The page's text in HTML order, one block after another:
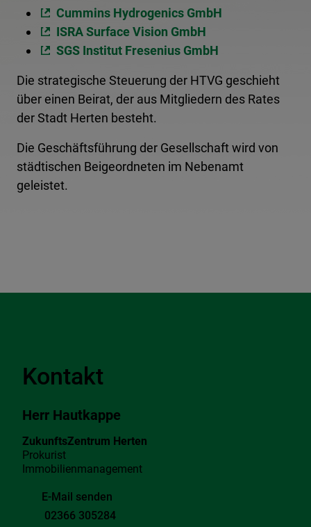
Cummins Hydrogenics GmbH
ISRA Surface Vision GmbH
SGS Institut Fresenius GmbH
Die strategische Steuerung der HTVG geschieht
über einen Beirat, der aus Mitgliedern des Rates
der Stadt Herten besteht.
Die Geschäftsführung der Gesellschaft wird von
städtischen Beigeordneten im Nebenamt
geleistet.
Kontakt
Herr Hautkappe
ZukunftsZentrum Herten
Prokurist
Immobilienmanagement
E-Mail senden
02366 305284